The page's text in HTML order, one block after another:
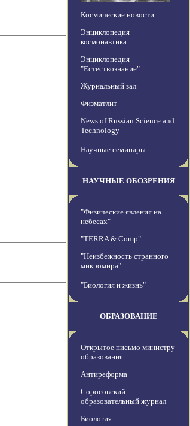
Космические новости
Энциклопедия
космонавтика
Энциклопедия
"Естествознание"
Журнальный зал
Физматлит
News of Russian Science and
Technology
Научные семинары
НАУЧНЫЕ ОБОЗРЕНИЯ
"Физические явления на
небесах"
"TERRA & Comp"
"Неизбежность странного
микромира"
"Биология и жизнь"
ОБРАЗОВАНИЕ
Открытое письмо министру
образования
Антиреформа
Соросовский
образовательный журнал
Биология